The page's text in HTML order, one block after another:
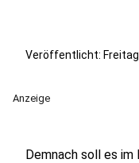
Veröffentlicht:
Anzeige
Demnach soll es